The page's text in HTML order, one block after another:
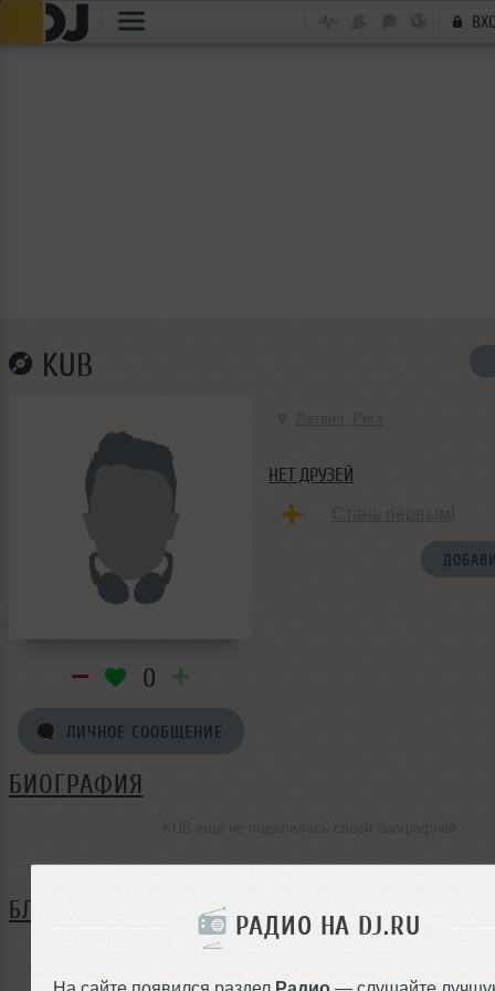
РАДИО НА DJ.RU
На сайте появился раздел Радио — слушайте
KUB
0
ЛИЧНОЕ СООБЩЕНИЕ
НЕТ ДРУЗЕЙ
БИОГРАФИЯ
БЛОГ